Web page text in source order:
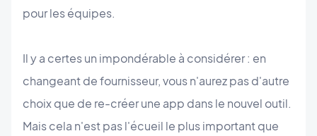
pour les équipes.
Il y a certes un impondérable à considérer : en
changeant de fournisseur, vous n'aurez pas d'autre
choix que de re-créer une app dans le nouvel outil.
Mais cela n'est pas l'écueil le plus important que